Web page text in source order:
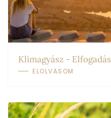
Klímagyász - Elfogadás
ELOLVASOM